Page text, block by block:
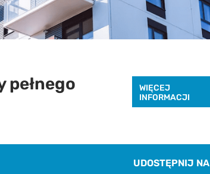
pełnego
WIĘCEJ
INFORMACJI
raport
Polityce prywatności.UDOSTĘPNIJ NA